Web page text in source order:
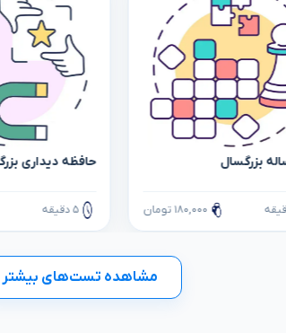
بزرگسال
۱۸۰,۰۰۰ تومان
حافظه دیداری
۵ دقیقه
مشاهده تست‌های بیشتر